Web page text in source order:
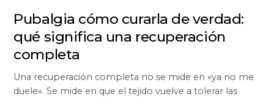
Pubalgia cómo curarla de verdad:
qué significa una recuperación
completa
Una recuperación completa no se mide en «ya no me
duele». Se mide en que el tejido vuelve a tolerar las